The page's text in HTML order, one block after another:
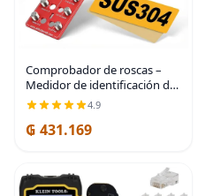
Comprobador de roscas –
Medidor de identificación de
tuercas y pernos a prueba de
óxido con pernos SUS304 de
grado profesional y base de
4.9
₲ 431.169